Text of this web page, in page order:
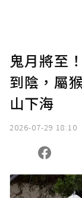
您當前剩
鬼月將至
到陰，屬
山下海
2026-07-29 18:10